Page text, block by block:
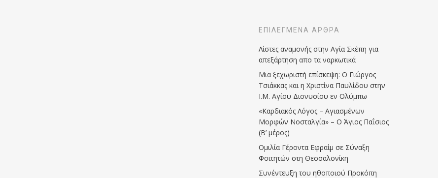
ΕΠΙΛΕΓΜΈΝΑ ΆΡΘΡΑ
Λίστες αναμονής στην Αγία Σκέπη για
απεξάρτηση απο τα ναρκωτικά
Μια ξεχωριστή επίσκεψη: Ο Γιώργος
Τσιάκκας και η Χριστίνα Παυλίδου στην
Ι.Μ. Αγίου Διονυσίου εν Ολύμπω
«Καρδιακός Λόγος – Αγιασμένων
Μορφών Νοσταλγία» – Ο Άγιος Παΐσιος
(Β’ μέρος)
Ομιλία Γέροντα Εφραίμ σε Σύναξη
Φοιτητών στη Θεσσαλονίκη
Συνέντευξη του ηθοποιού Προκόπη